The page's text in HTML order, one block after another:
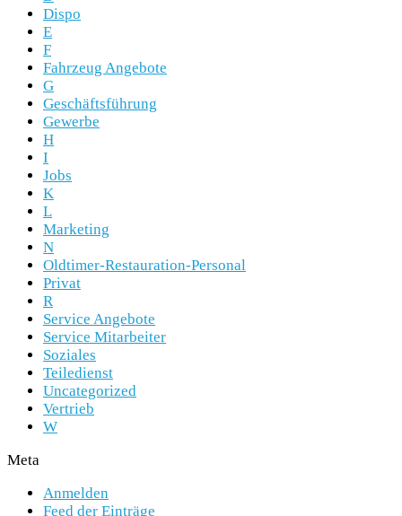
Dispo
E
F
Fahrzeug Angebote
G
Geschäftsführung
Gewerbe
H
I
Jobs
K
L
Marketing
N
Oldtimer-Restauration-Personal
Privat
R
Service Angebote
Service Mitarbeiter
Soziales
Teiledienst
Uncategorized
Vertrieb
W
Meta
Anmelden
Feed der Einträge